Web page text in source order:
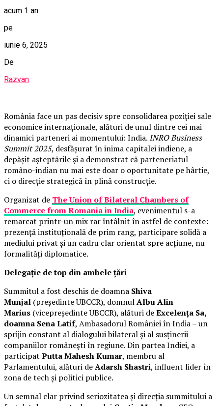
acum 1 an
pe
iunie 6, 2025
De
Razvan
România face un pas decisiv spre consolidarea poziției sale
economice internaționale, alături de unul dintre cei mai
dinamici parteneri ai momentului: India. INRO Business
Summit 2025, desfășurat în inima capitalei indiene, a
depășit așteptările și a demonstrat că parteneriatul
româno-indian nu mai este doar o oportunitate pe hârtie,
ci o direcție strategică în plină construcție.
Organizat de The Union of Bilateral Chambers of
Commerce from Romania in India, evenimentul s-a
remarcat printr-un mix rar întâlnit în astfel de contexte:
prezență instituțională de prim rang, participare solidă a
mediului privat și un cadru clar orientat spre acțiune, nu
formalități diplomatice.
Delegație de top din ambele țări
Summitul a fost deschis de doamna Shiva
Munjal (președinte UBCCR), domnulAlbu Alin
Marius (vicepreședinte UBCCR), alături deExcelența Sa,
doamna Sena Latif, Ambasadorul României în India – un
sprijin constant al dialogului bilateral și al susținerii
companiilor românești în regiune. Din partea Indiei, a
participat Putta Mahesh Kumar, membru al
Parlamentului, alături deAdarsh Shastri, influent lider în
zona de tech și politici publice.
Un semnal clar privind seriozitatea și direcția summitului a